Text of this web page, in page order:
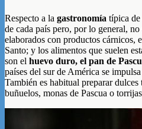
Respecto a la gastronomía típica de
de cada país pero, por lo general, no
elaborados con productos cárnicos,
Santo; y los alimentos que suelen
son el huevo duro, el pan de
países del sur de América se
También es habitual preparar
buñuelos, monas de Pascua o